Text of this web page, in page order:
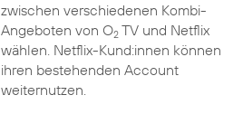
zwischen verschiedenen Kombi-
Angeboten von O2TV und Netflix
wählen. Netflix-Kund:innen können
ihren bestehenden Account
weiternutzen.